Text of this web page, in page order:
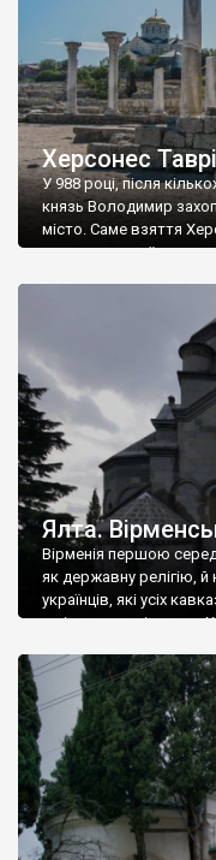
Херсонес
У 988 році, після
князь Володимир
місто. Саме взяття
диктувати свої умови
Херсонесі
А потім було
Ялта.
Вірменія першою
як державну релігію, й
українців, які усіх
є відданими вірянами